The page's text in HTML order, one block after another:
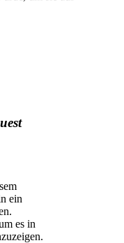
ein
es in